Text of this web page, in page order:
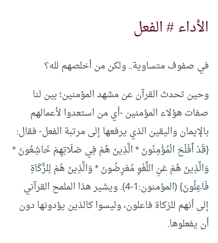
الأداء # الفعل
في صفوف متساوية.. ولكن من أخلصهم لله؟
وحين تحدث القرآن عن مشهد المؤمنين؛ بين لنا
صفات هؤلاء المؤمنين -أي من استعدوا لأعمالهم
بالإيمان واليقين الذي يرفعها إلى مرتبة الفعل- فقال:
{قَدْ أَفْلَحَ الْمُؤْمِنُونَ * الَّذِينَ هُمْ فِي صَلَاتِهِمْ خَاشِعُونَ *
وَالَّذِينَ هُمْ عَنِ اللَّغْوِ مُعْرِضُونَ * وَالَّذِينَ هُمْ لِلزَّكَاةِ
فَاعِلُونَ} (المؤمنون:1-4). ويشير هذا الملمح القرآني
إلى أنهم للزكاة فاعلون، وليسوا كالذين يؤدونها دون
أن يفعلوها.